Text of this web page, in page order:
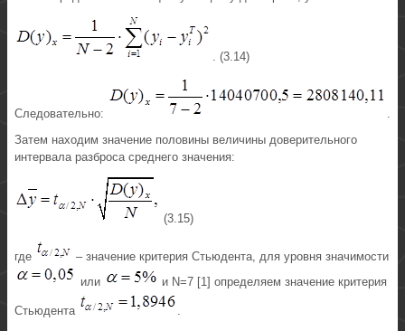
. (3.14)
Следовательно:
Затем находим значение половины величины доверительного
интервала разброса среднего значения:
(3.15)
где
– значение критерия Стьюдента, для уровня значимости
или
и N=7 [1] определяем значение критерия
Стьюдента